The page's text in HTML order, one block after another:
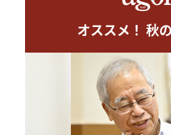
オススメ！ 秋